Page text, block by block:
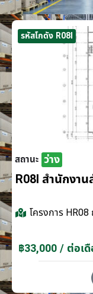
รหัสโกดัง R08I
สถานะ ว่าง
R08I สำนักงาน
โครงการ HR08
฿33,000 / ต่อเ